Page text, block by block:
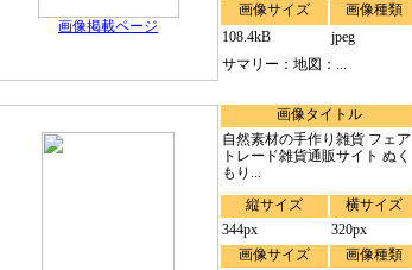
画像掲載ページ
画像サイズ
画像種類
108.4kB
jpeg
サマリー：地図：...
画像タイトル
自然素材の手作り雑貨 フェア
トレード雑貨通販サイト ぬく
もり...
縦サイズ
横サイズ
344px
320px
画像サイズ
画像種類